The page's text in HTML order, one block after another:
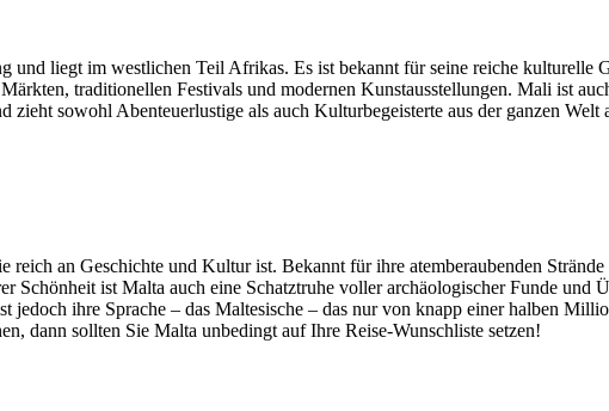
liegt im westlichen Teil Afrikas. Es ist bekannt für seine reiche kulturelle
traditionellen Festivals und modernen Kunstausstellungen. Mali ist
zieht sowohl Abenteuerlustige als auch Kulturbegeisterte aus der ganzen
an Geschichte und Kultur ist. Bekannt für ihre atemberaubenden
Schönheit ist Malta auch eine Schatztruhe voller archäologischer Funde
jedoch ihre Sprache – das Maltesische – das nur von knapp einer halben
dann sollten Sie Malta unbedingt auf Ihre Reise-Wunschliste setzen!